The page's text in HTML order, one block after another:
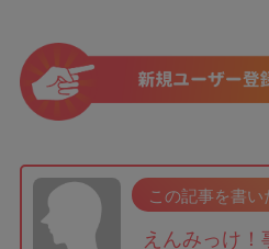
この記事を書い
えんみっけ